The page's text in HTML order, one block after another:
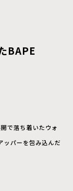
BAPE
で落ち着いたウォ
ッパーを包み込んだ